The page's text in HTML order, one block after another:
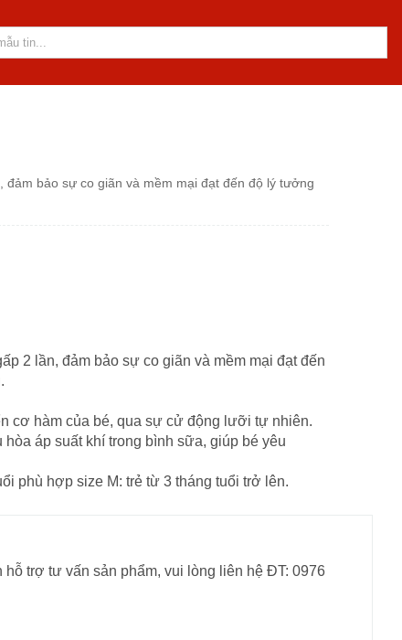
bảo sự co giãn và mềm mại đạt đến độ lý tưởng
2 lần, đảm bảo sự co giãn và mềm mại đạt đến
cơ hàm của bé, qua sự cử động lưỡi tự nhiên.
áp suất khí trong bình sữa, giúp bé yêu
phù hợp size M: trẻ từ 3 tháng tuổi trở lên.
trợ tư vấn sản phẩm, vui lòng liên hệ ĐT: 0976